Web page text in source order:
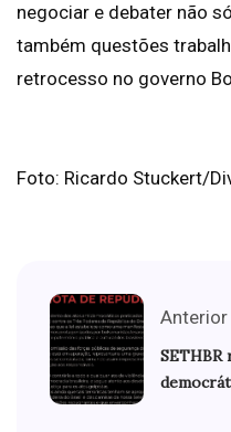
negociar e debater não
também questões
retrocesso no governo
Foto: Ricardo Stuckert/
Anterior